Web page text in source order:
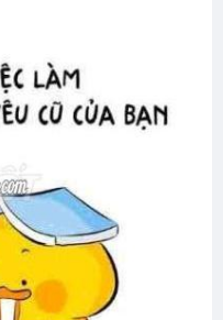
In Ấn
Photocopy In Ấn